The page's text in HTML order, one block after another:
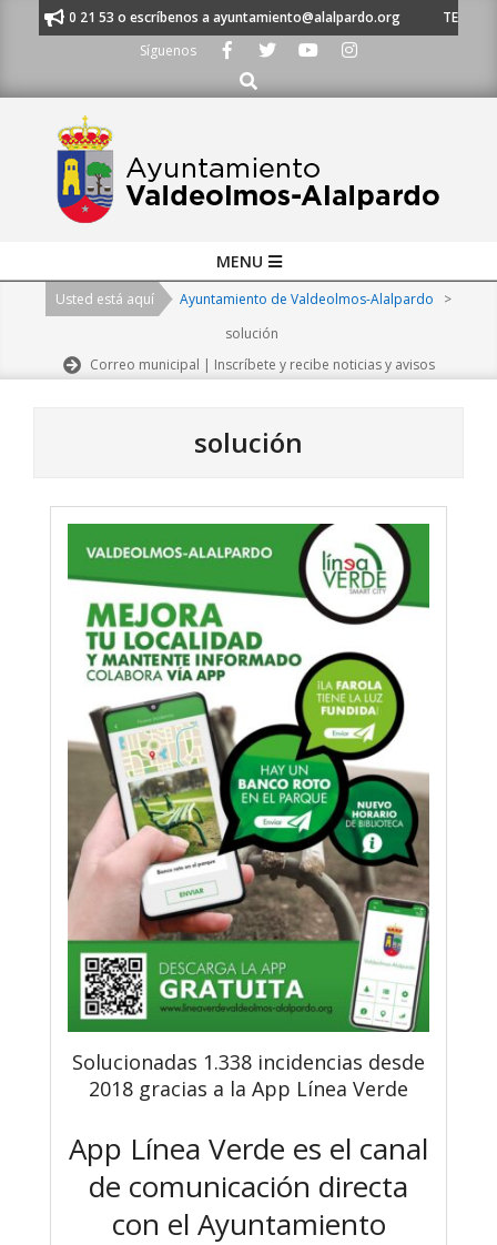
91 620 21 53 o escríbenos a ayuntamiento@alalpardo.org
TE
Síguenos
Buscar
Navigation
MENU
Usted está aquí Ayuntamiento de Valdeolmos-Alalpardo
>
solución
Correo municipal | Inscríbete y recibe noticias y avisos
solución
Solucionadas 1.338 incidencias desde
2018 gracias a la App Línea Verde
App Línea Verde es el canal
de comunicación directa
con el Ayuntamiento